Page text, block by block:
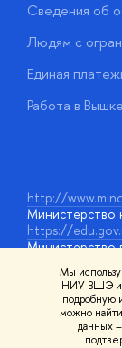
Мы
НИУ ВШЭ и
подробную
можно найти
данных –
Сведения об
Людям с
Единая
Работа в Вышке
http://
Министерство
https://
Министерство
https://
Массовые
© НИУ ВШЭ